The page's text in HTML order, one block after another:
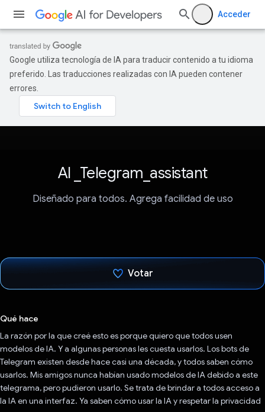
Acceder
Google utiliza tecnología de IA para traducir contenido a tu idioma
preferido. Las traducciones realizadas con IA pueden contener
errores.
AI _Telegram_assistant
Diseñado para todos. Agrega facilidad de uso
Votar
Qué hace
La razón por la que creé esto es porque quiero que todos usen
modelos de IA. Y a algunas personas les cuesta usarlos. Los bots de
Telegram existen desde hace casi una década, y todos saben cómo
usarlos. Mis amigos nunca habían usado modelos de IA debido a este
telegrama, pero pudieron usarlo. Se trata de brindar a todos acceso a
la IA en una interfaz. Ya saben cómo usar la IA y respetar la privacidad